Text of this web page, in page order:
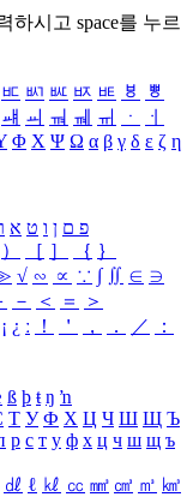
하시고 space를 누르
ㅳ ㅴ ㅵ ㅶ ㅷ ㅸ
ㅹ
ㆈ ㆉ ㆊ ㆋ ㆌ ㆍ
ㆎ
Φ Χ Ψ Ω α β γ δ ε ζ η
פ ם ן ו ט א
） ［ ］ ｛ ｝
√ ∽ ∝ ∵ ∫ ∬ ∈ ∋
－ ＜ ＝
＞
¡ ¿ ː ！ ＇ ， ． ／
：
ß þ ŧ ŋ ŉ
Т У Ф Х Ц Ч Ш Щ Ъ
р с т у ф х ц ч ш щ ъ
㎗ ℓ ㎘ ㏄ ㎣ ㎤ ㎥ ㎦